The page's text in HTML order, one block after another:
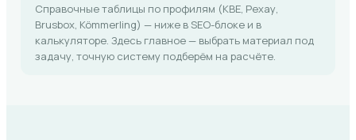
Справочные таблицы по профилям (KBE, Рехау,
Brusbox, Kömmerling) — ниже в SEO-блоке и в
калькуляторе. Здесь главное — выбрать материал под
задачу, точную систему подберём на расчёте.